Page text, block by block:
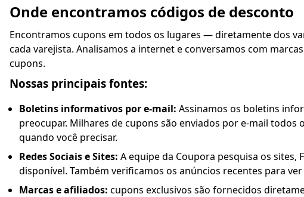
Onde encontramos códigos de desconto
Encontramos cupons em todos os lugares — diretamente dos
cada varejista. Analisamos a internet e conversamos com
cupons.
Nossas principais fontes:
Boletins informativos por e-mail: Assinamos os boletins
preocupar. Milhares de cupons são enviados por e-mail todos
quando você precisar.
Redes Sociais e Sites: A equipe da Coupora pesquisa os
disponível. Também verificamos os anúncios recentes para
Marcas e afiliados: cupons exclusivos são fornecidos